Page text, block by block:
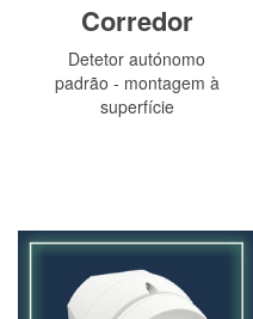
Corredor
Detetor autónomo
padrão - montagem à
superfície